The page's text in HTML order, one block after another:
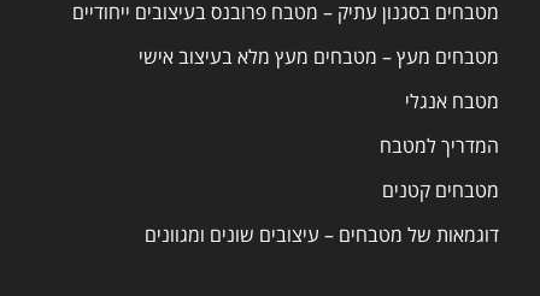
מטבחים בסגנון עתיק – מטבח פרובנס בעיצובים ייחודיים
מטבחים מעץ – מטבחים מעץ מלא בעיצוב אישי
מטבח אנגלי
המדריך למטבח
מטבחים קטנים
דוגמאות של מטבחים – עיצובים שונים ומגוונים